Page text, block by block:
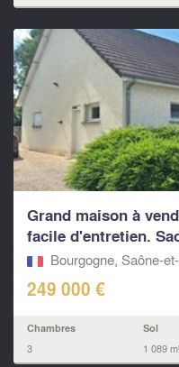
Grand maison à
facile d'entretien.
Bourgogne, Saône-
249 000 €
Chambres
3
Sol
1 089